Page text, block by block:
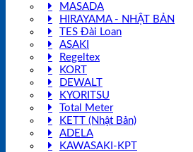
MASADA
HIRAYAMA - NHẬT BẢN
TES Đài Loan
ASAKI
Regeltex
KORT
DEWALT
KYORITSU
Total Meter
KETT (Nhật Bản)
ADELA
KAWASAKI-KPT